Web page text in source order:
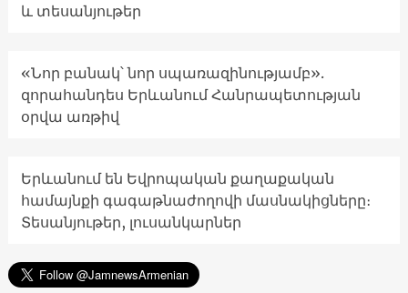
և տեսանյութեր
«Նոր բանակ՝ նոր սպառազինությամբ».
զորահանդես Երևանում Հանրապետության
օրվա առթիվ
Երևանում են Եվրոպական քաղաքական
համայնքի գագաթնաժողովի մասնակիցները։
Տեսանյութեր, լուսանկարներ